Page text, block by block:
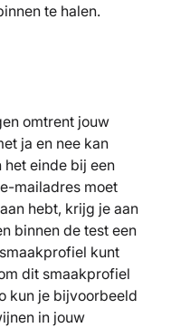
te halen.
omtrent jouw
ja en nee kan
einde bij een
mailadres moet
hebt, krijg je aan
binnen de test een
kunt
dit smaakprofiel
kun je bijvoorbeeld
in jouw